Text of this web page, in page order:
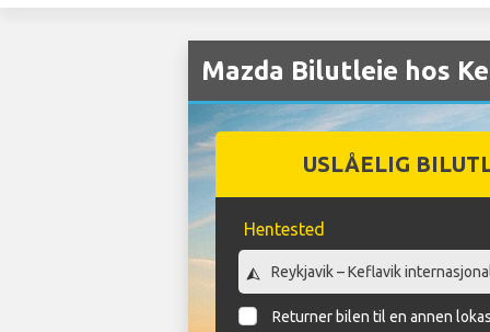
Mazda Bilutleie hos
USLÅELIG
Hentested
Returner bilen til en annen